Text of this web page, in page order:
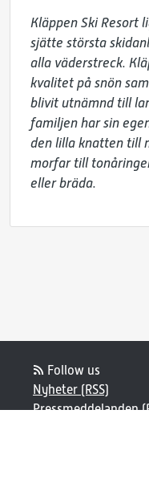
Kläppen Ski Resort
sjätte största
alla väderstreck.
kvalitet på snön
blivit utnämnd till
familjen har sin
den lilla knatten till
morfar till
eller bräda.
Follow us
Nyheter (RSS)
Pressmeddelanden